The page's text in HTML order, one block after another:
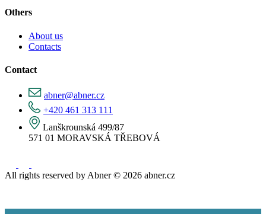
Others
About us
Contacts
Contact
abner@abner.cz
+420 461 313 111
Lanškrounská 499/87
571 01 MORAVSKÁ TŘEBOVÁ
All rights reserved by Abner © 2026 abner.cz